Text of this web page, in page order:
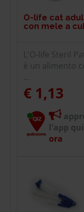
O-life cat
con mele a
L'O-life Steril
è un alimento
...
€ 1,13
l'app
ora